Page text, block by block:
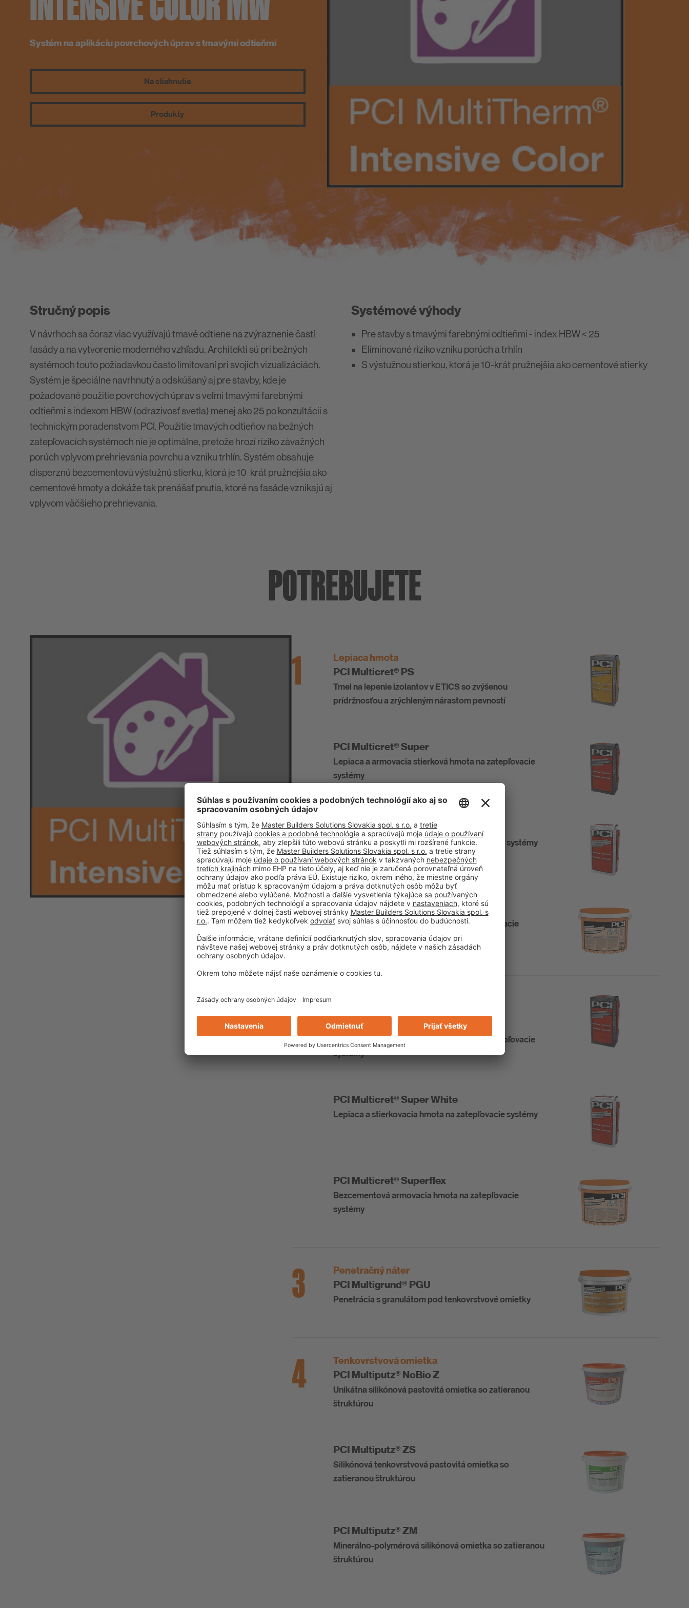
Systém na aplikáciu povrchových úprav s tmavými odtieňmi
Na stiahnutie
Produkty
Stručný popis
V návrhoch sa čoraz viac využívajú tmavé odtiene na zvýraznenie častí
fasády a na vytvorenie moderného vzhľadu. Architekti sú pri bežných
systémoch touto požiadavkou často limitovaní pri svojich vizualizáciách.
Systém je špeciálne navrhnutý a odskúšaný aj pre stavby, kde je
požadované použitie povrchových úprav s veľmi tmavými farebnými
odtieňmi s indexom HBW (odrazivosť svetla) menej ako 25 po konzultácii s
technickým poradenstvom PCI. Použitie tmavých odtieňov na bežných
zatepľovacích systémoch nie je optimálne, pretože hrozí riziko závažných
porúch vplyvom prehrievania povrchu a vzniku trhlín. Systém obsahuje
disperznú bezcementovú výstužnú stierku, ktorá je 10-krát pružnejšia ako
cementové hmoty a dokáže tak prenášať pnutia, ktoré na fasáde vznikajú aj
vplyvom väčšieho prehrievania.
Systémové výhody
Pre stavby s tmavými farebnými odtieňmi - index HBW < 25
Eliminované riziko vzniku porúch a trhlín
S výstužnou stierkou, ktorá je 10-krát pružnejšia ako cementové stierky
POTREBUJETE
1 Lepiaca hmota
PCI Multicret® PS
Tmel na lepenie izolantov v ETICS so zvýšenou
prídržnosťou a zrýchleným nárastom pevností
PCI Multicret® Super
Lepiaca a armovacia stierková hmota na zatepľovacie
systémy
PCI Multicret® Super White
Lepiaca a stierkovacia hmota na zatepľovacie systémy
PCI Multicret® Superflex
Bezcementová armovacia hmota na zatepľovacie
systémy
2 PCI Multicret® Super
Lepiaca a armovacia stierková hmota na zatepľovacie
systémy
PCI Multicret® Super White
Lepiaca a stierkovacia hmota na zatepľovacie systémy
PCI Multicret® Superflex
Bezcementová armovacia hmota na zatepľovacie
systémy
3 Penetračný náter
PCI Multigrund® PGU
Penetrácia s granulátom pod tenkovrstvové omietky
4 Tenkovrstvová omietka
PCI Multiputz® NoBio Z
Unikátna silikónová pastovitá omietka so zatieranou
štruktúrou
PCI Multiputz® ZS
Silikónová tenkovrstvová pastovitá omietka so
zatieranou štruktúrou
PCI Multiputz® ZM
Minerálno-polymérová silikónová omietka so zatieranou
štruktúrou